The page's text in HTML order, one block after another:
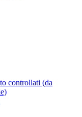
controllati (da